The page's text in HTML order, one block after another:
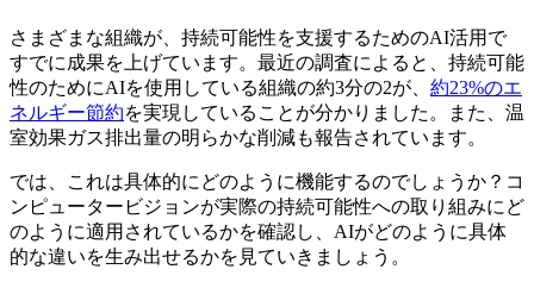
さまざまな組織が、持続可能性を支援するためのAI活用で
すでに成果を上げています。最近の調査によると、持続可能
性のためにAIを使用している組織の約3分の2が、 約23%のエ
ネルギー節約を実現していることが分かりました。また、温
室効果ガス排出量の明らかな削減も報告されています。
では、これは具体的にどのように機能するのでしょうか？コ
ンピュータービジョンが実際の持続可能性への取り組みにど
のように適用されているかを確認し、AIがどのように具体
的な違いを生み出せるかを見ていきましょう。